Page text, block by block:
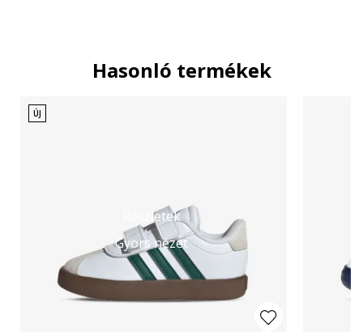
Hasonló termékek
Részletek
Gyors nézet
ÚJ